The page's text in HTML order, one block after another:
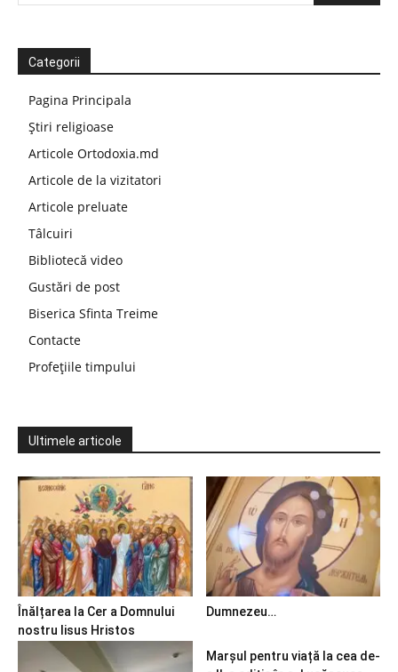
Categorii
Pagina Principala
Știri religioase
Articole Ortodoxia.md
Articole de la vizitatori
Articole preluate
Tâlcuiri
Bibliotecă video
Gustări de post
Biserica Sfinta Treime
Contacte
Profețiile timpului
Ultimele articole
Înălțarea la Cer a Domnului
nostru Iisus Hristos
Dumnezeu…
Marșul pentru viață la cea de-